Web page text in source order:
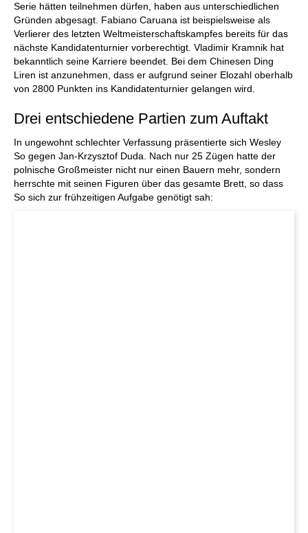
Serie hätten teilnehmen dürfen, haben aus unterschiedlichen
Gründen abgesagt. Fabiano Caruana ist beispielsweise als
Verlierer des letzten Weltmeisterschaftskampfes bereits für das
nächste Kandidatenturnier vorberechtigt. Vladimir Kramnik hat
bekanntlich seine Karriere beendet. Bei dem Chinesen Ding
Liren ist anzunehmen, dass er aufgrund seiner Elozahl oberhalb
von 2800 Punkten ins Kandidatenturnier gelangen wird.
Drei entschiedene Partien zum Auftakt
In ungewohnt schlechter Verfassung präsentierte sich Wesley
So gegen Jan-Krzysztof Duda. Nach nur 25 Zügen hatte der
polnische Großmeister nicht nur einen Bauern mehr, sondern
herrschte mit seinen Figuren über das gesamte Brett, so dass
So sich zur frühzeitigen Aufgabe genötigt sah: